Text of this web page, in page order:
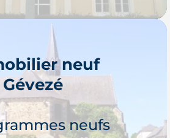
Je découvre
neuf
Gévezé
neufs